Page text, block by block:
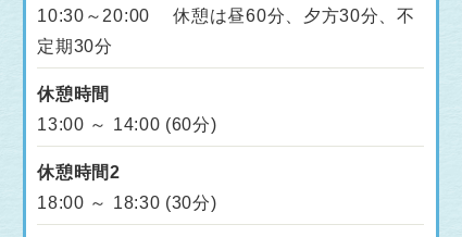
10:30～20:00 休憩は昼60分、夕方30分、不
定期30分
休憩時間
13:00 ～ 14:00 (60分)
休憩時間2
18:00 ～ 18:30 (30分)